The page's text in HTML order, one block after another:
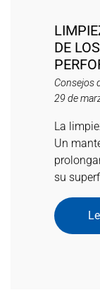
DE
Consejos
29 de
La
Un
su